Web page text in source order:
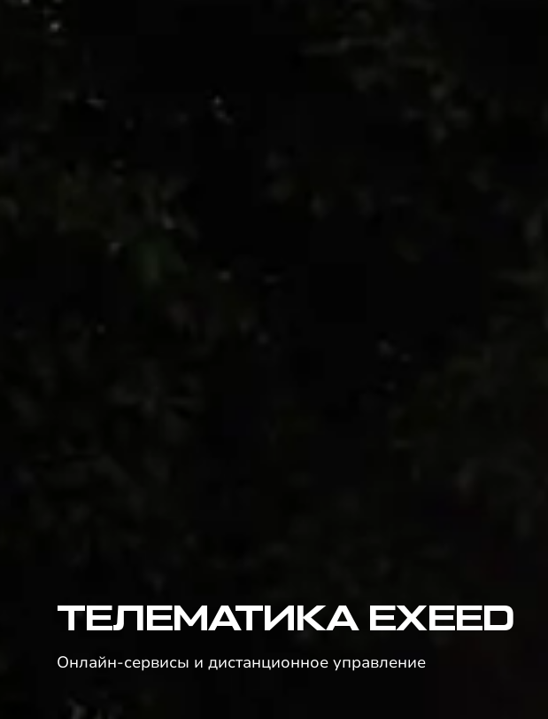
ТЕЛЕМАТИКА EXEED
Онлайн-сервисы и дистанционное управление